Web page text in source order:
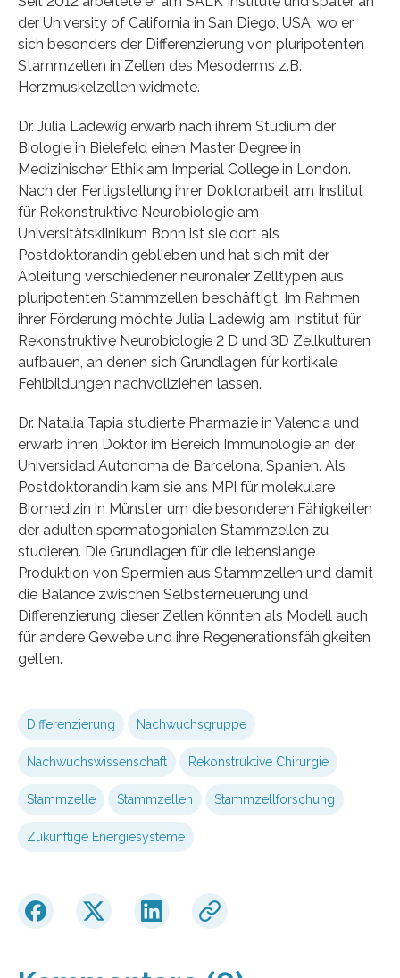
der University of California in San Diego, USA, wo er
sich besonders der Differenzierung von pluripotenten
Stammzellen in Zellen des Mesoderms z.B.
Herzmuskelzellen widmete.
Dr. Julia Ladewig erwarb nach ihrem Studium der
Biologie in Bielefeld einen Master Degree in
Medizinischer Ethik am Imperial College in London.
Nach der Fertigstellung ihrer Doktorarbeit am Institut
für Rekonstruktive Neurobiologie am
Universitätsklinikum Bonn ist sie dort als
Postdoktorandin geblieben und hat sich mit der
Ableitung verschiedener neuronaler Zelltypen aus
pluripotenten Stammzellen beschäftigt. Im Rahmen
ihrer Förderung möchte Julia Ladewig am Institut für
Rekonstruktive Neurobiologie 2 D und 3D Zellkulturen
aufbauen, an denen sich Grundlagen für kortikale
Fehlbildungen nachvollziehen lassen.
Dr. Natalia Tapia studierte Pharmazie in Valencia und
erwarb ihren Doktor im Bereich Immunologie an der
Universidad Autonoma de Barcelona, Spanien. Als
Postdoktorandin kam sie ans MPI für molekulare
Biomedizin in Münster, um die besonderen Fähigkeiten
der adulten spermatogonialen Stammzellen zu
studieren. Die Grundlagen für die lebenslange
Produktion von Spermien aus Stammzellen und damit
die Balance zwischen Selbsterneuerung und
Differenzierung dieser Zellen könnten als Modell auch
für andere Gewebe und ihre Regenerationsfähigkeiten
gelten.
Differenzierung Nachwuchsgruppe
Nachwuchswissenschaft Rekonstruktive Chirurgie
Stammzelle Stammzellen Stammzellforschung
Zukünftige Energiesysteme